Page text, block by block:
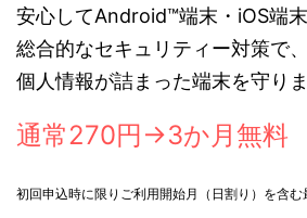
安心してAndroid™端末・iOS端
総合的なセキュリティー対策で
個人情報が詰まった端末を守りま
通常270円 →3か月無料
初回申込時に限りご利用開始月（日割り）を含